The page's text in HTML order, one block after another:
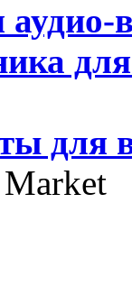
для